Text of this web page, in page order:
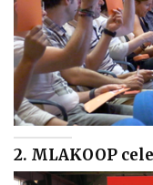
2. MLAKOOP